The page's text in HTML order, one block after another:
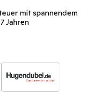
mit spannendem
Jahren